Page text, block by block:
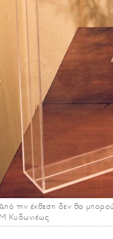
την έκθεση δεν θα
Μ Κυδωνιέως